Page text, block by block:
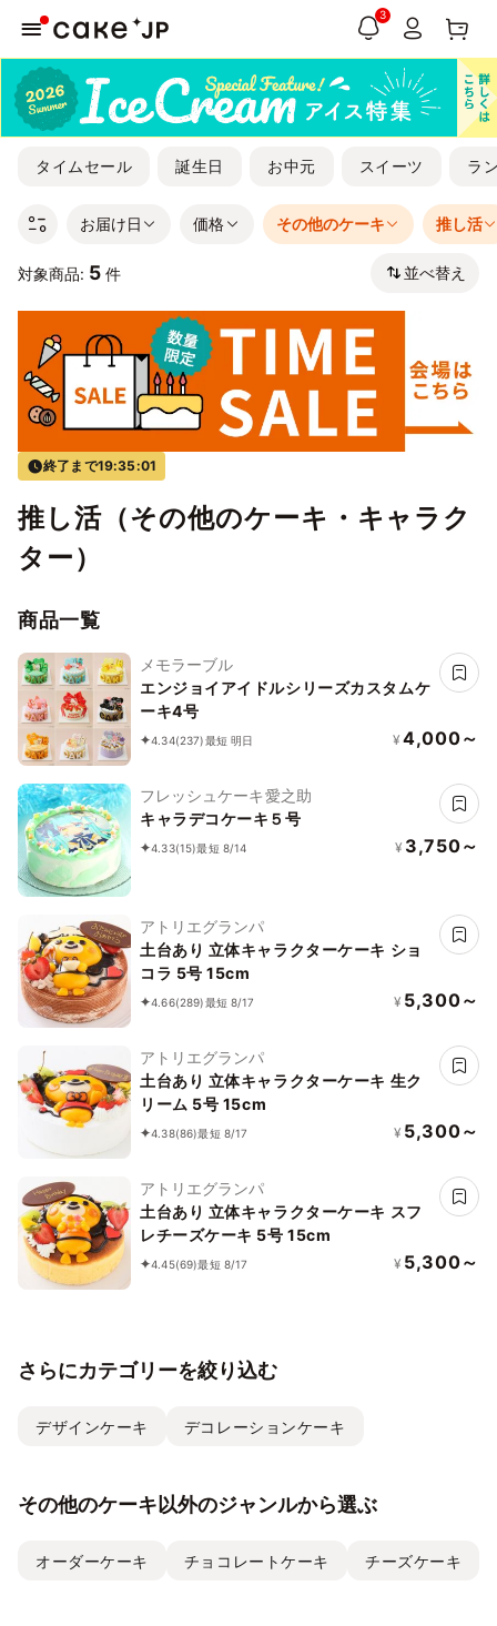
3
タイムセール 誕生日 お中元 スイーツ ラ
お届け日 価格 その他のケーキ 推し活
対象商品: 5 件 並べ替え
終了まで19:35:01
推し活（その他のケーキ・キャラク
ター）
商品一覧
メモラーブル
エンジョイアイドルシリーズカスタムケ
ーキ4号
4.34(237)最短 明日 ¥ 4,000～
フレッシュケーキ愛之助
キャラデコケーキ５号
4.33(15)最短 8/14 ¥ 3,750～
アトリエグランパ
土台あり 立体キャラクターケーキ ショ
コラ 5号 15cm
4.66(289)最短 8/17 ¥ 5,300～
アトリエグランパ
土台あり 立体キャラクターケーキ 生ク
リーム 5号 15cm
4.38(86)最短 8/17 ¥ 5,300～
アトリエグランパ
土台あり 立体キャラクターケーキ スフ
レチーズケーキ 5号 15cm
4.45(69)最短 8/17 ¥ 5,300～
さらにカテゴリーを絞り込む
デザインケーキ デコレーションケーキ
その他のケーキ以外のジャンルから選ぶ
オーダーケーキ チョコレートケーキ チーズケーキ